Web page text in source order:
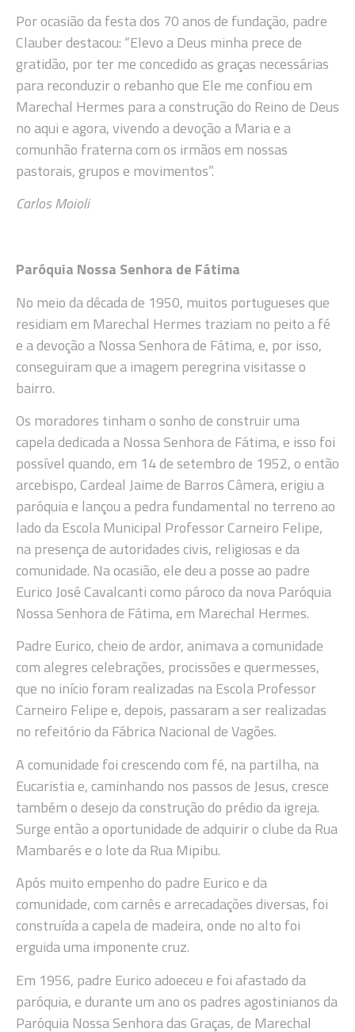
Por ocasião da festa dos 70 anos de fundação, padre
Clauber destacou: “Elevo a Deus minha prece de
gratidão, por ter me concedido as graças necessárias
para reconduzir o rebanho que Ele me confiou em
Marechal Hermes para a construção do Reino de Deus
no aqui e agora, vivendo a devoção a Maria e a
comunhão fraterna com os irmãos em nossas
pastorais, grupos e movimentos”.
Carlos Moioli
Paróquia Nossa Senhora de Fátima
No meio da década de 1950, muitos portugueses que
residiam em Marechal Hermes traziam no peito a fé
e a devoção a Nossa Senhora de Fátima, e, por isso,
conseguiram que a imagem peregrina visitasse o
bairro.
Os moradores tinham o sonho de construir uma
capela dedicada a Nossa Senhora de Fátima, e isso foi
possível quando, em 14 de setembro de 1952, o então
arcebispo, Cardeal Jaime de Barros Câmera, erigiu a
paróquia e lançou a pedra fundamental no terreno ao
lado da Escola Municipal Professor Carneiro Felipe,
na presença de autoridades civis, religiosas e da
comunidade. Na ocasião, ele deu a posse ao padre
Eurico José Cavalcanti como pároco da nova Paróquia
Nossa Senhora de Fátima, em Marechal Hermes.
Padre Eurico, cheio de ardor, animava a comunidade
com alegres celebrações, procissões e quermesses,
que no início foram realizadas na Escola Professor
Carneiro Felipe e, depois, passaram a ser realizadas
no refeitório da Fábrica Nacional de Vagões.
A comunidade foi crescendo com fé, na partilha, na
Eucaristia e, caminhando nos passos de Jesus, cresce
também o desejo da construção do prédio da igreja.
Surge então a oportunidade de adquirir o clube da Rua
Mambarés e o lote da Rua Mipibu.
Após muito empenho do padre Eurico e da
comunidade, com carnês e arrecadações diversas, foi
construída a capela de madeira, onde no alto foi
erguida uma imponente cruz.
Em 1956, padre Eurico adoeceu e foi afastado da
paróquia, e durante um ano os padres agostinianos da
Paróquia Nossa Senhora das Graças, de Marechal